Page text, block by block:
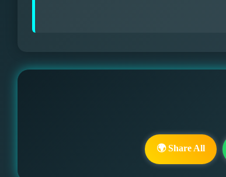
🌍 Share All